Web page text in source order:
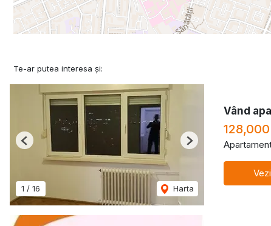
Te-ar putea interesa și:
1 / 16 Harta
Previous Next
Vând